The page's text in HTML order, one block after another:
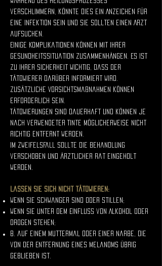
verschlimmern, könnte dies ein Anzeichen für
eine Infektion sein und Sie sollten einen Arzt
aufsuchen.
Einige Komplikationen können mit Ihrer
Gesundheitssituation zusammenhängen. Es ist
zu Ihrer Sicherheit wichtig, dass der
Tätowierer darüber informiert wird.
Zusätzliche Vorsichtsmaßnahmen können
erforderlich sein.
Tätowierungen sind dauerhaft und können je
nach verwendeter Tinte möglicherweise nicht
richtig entfernt werden.
Im Zweifelsfall sollte die Behandlung
verschoben und ärztlicher Rat eingeholt
werden.
Lassen Sie sich nicht tätowieren:
wenn Sie schwanger sind oder stillen;
wenn Sie unter dem Einfluss von Alkohol oder
Drogen stehen;
B. auf einem Muttermal oder einer Narbe, die
von der Entfernung eines Melanoms übrig
geblieben ist.